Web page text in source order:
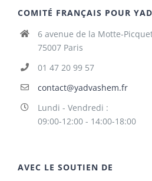
COMITÉ FRANÇAIS POUR
6 avenue de la Motte-
75007 Paris
01 47 20 99 57
contact@yadvashem.fr
Lundi - Vendredi :
09:00-12:00 - 14:00-18:00
AVEC LE SOUTIEN DE